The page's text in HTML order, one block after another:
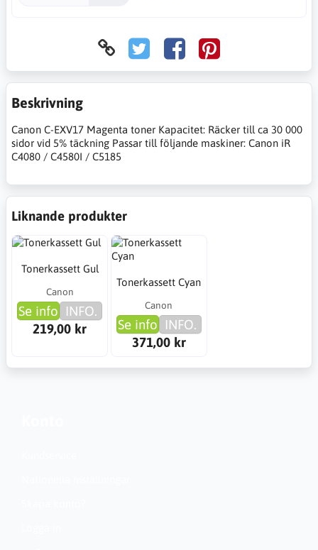
Beskrivning
Canon C-EXV17 Magenta toner Kapacitet: Räcker till ca 30 000
sidor vid 5% täckning Passar till följande maskiner: Canon iR
C4080 / C4580I / C5185
Liknande produkter
Tonerkassett Gul
Canon
Se info INFO.
219,00 kr
Tonerkassett Cyan
Canon
Se info INFO.
371,00 kr